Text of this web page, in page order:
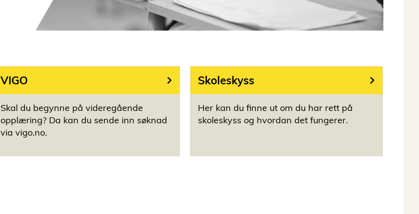
VIGO
Skal du begynne på videregående
opplæring? Da kan du sende inn søknad
via vigo.no.
Skoleskyss
Her kan du finne ut om du har rett på
skoleskyss og hvordan det fungerer.